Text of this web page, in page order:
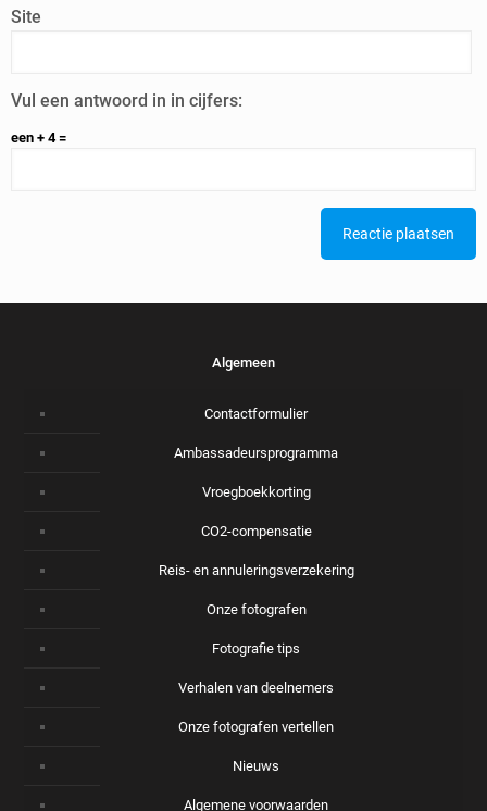
Site
Vul een antwoord in in cijfers:
een + 4 =
Algemeen
Contactformulier
Ambassadeursprogramma
Vroegboekkorting
CO2-compensatie
Reis- en annuleringsverzekering
Onze fotografen
Fotografie tips
Verhalen van deelnemers
Onze fotografen vertellen
Nieuws
Algemene voorwaarden